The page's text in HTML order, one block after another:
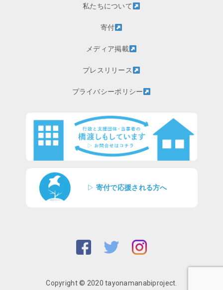
私たちについて
寄付
メディア掲載
プレスリリース
プライバシーポリシー
▷ 寄付で応援される方へ
Copyright © 2020 tayonamanabiproject.